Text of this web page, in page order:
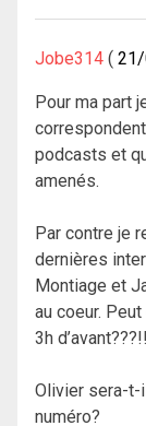
Jobe314 21/
Pour ma part
podcasts et
amenés.
Par contre je
dernières
Montiage et
au coeur.
3h
Olivier sera-t-
numéro?